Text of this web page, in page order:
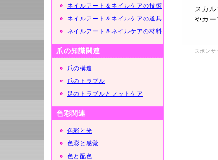
スカ
やカ
スポンサ
ネイルアート＆ネイルケアの技術
ネイルアート＆ネイルケアの道具
ネイルアート＆ネイルケアの材料
爪の知識関連
爪の構造
爪のトラブル
足のトラブルとフットケア
色彩関連
色彩と光
色彩と感覚
色と配色